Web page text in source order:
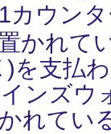
カウン
かれて
を支払
ンズ
れてい